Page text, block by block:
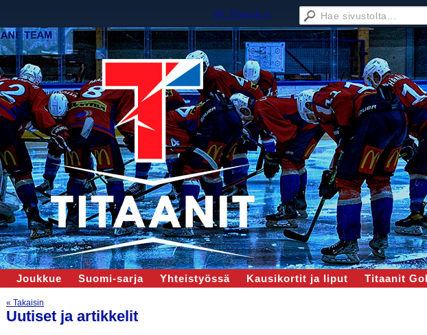
HK Titaanit ry
Joukkue Suomi-sarja Yhteistyössä Kausikortit ja liput Titaanit
« Takaisin
Uutiset ja artikkelit